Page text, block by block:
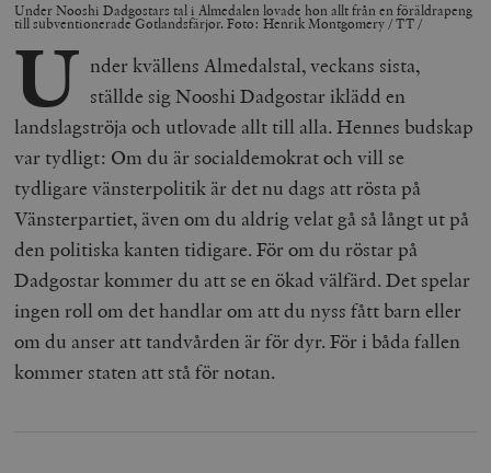
Under Nooshi Dadgostars tal i Almedalen lovade hon allt från en föräldrapeng
till subventionerade Gotlandsfärjor. Foto: Henrik Montgomery / TT /
U nder kvällens Almedalstal, veckans sista,
ställde sig Nooshi Dadgostar iklädd en
landslagströja och utlovade allt till alla. Hennes budskap
var tydligt: Om du är socialdemokrat och vill se
tydligare vänsterpolitik är det nu dags att rösta på
Vänsterpartiet, även om du aldrig velat gå så långt ut på
den politiska kanten tidigare. För om du röstar på
Dadgostar kommer du att se en ökad välfärd. Det spelar
ingen roll om det handlar om att du nyss fått barn eller
om du anser att tandvården är för dyr. För i båda fallen
kommer staten att stå för notan.